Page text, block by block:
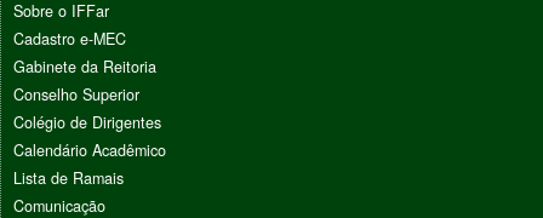
Sobre o IFFar
Cadastro e-MEC
Gabinete da Reitoria
Conselho Superior
Colégio de Dirigentes
Calendário Acadêmico
Lista de Ramais
Comunicação